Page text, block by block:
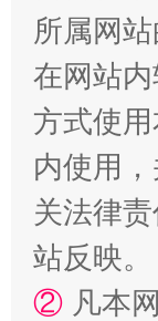
所属网
在网站
方式使
内使用
关法律
站反映。
② 凡本